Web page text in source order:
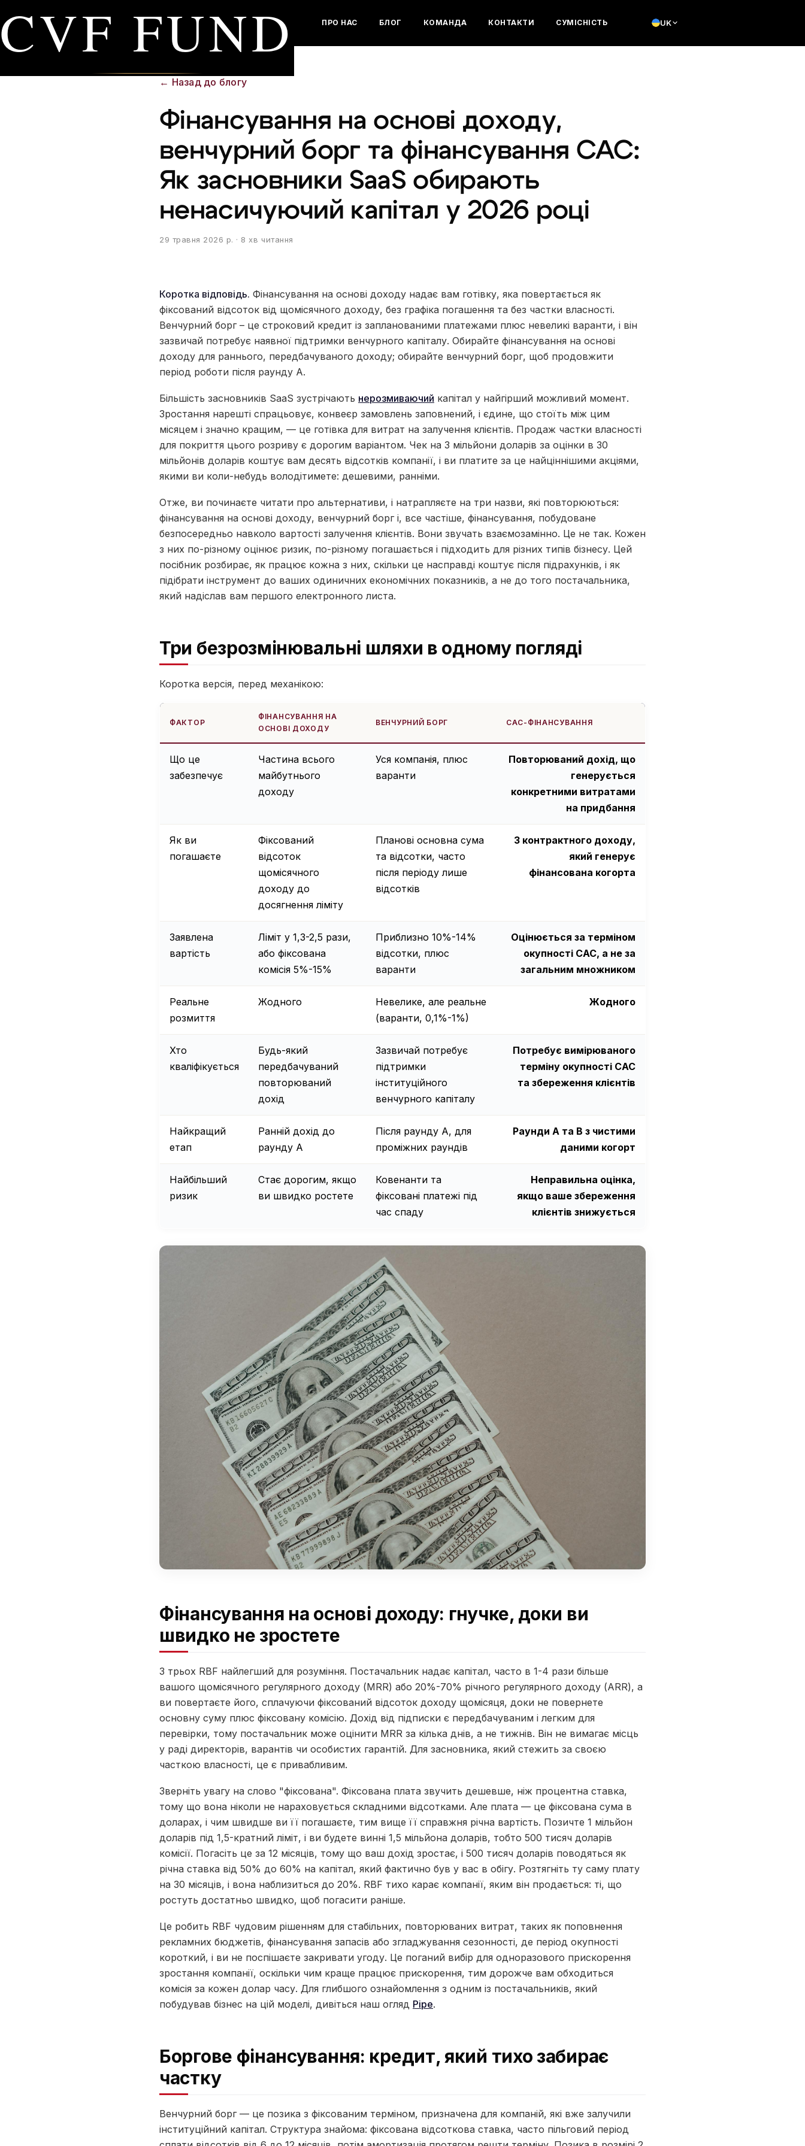
CVF FUND UK
ПРО НАС БЛОГ КОМАНДА КОНТАКТИ СУМІСНІСТЬ
← Назад до блогу
Фінансування на основі доходу,
венчурний борг та фінансування CAC:
Як засновники SaaS обирають
ненасичуючий капітал у 2026 році
29 травня 2026 р. · 8 хв читання
Коротка відповідь. Фінансування на основі доходу надає вам готівку, яка повертається як
фіксований відсоток від щомісячного доходу, без графіка погашення та без частки власності.
Венчурний борг – це строковий кредит із запланованими платежами плюс невеликі варанти, і він
зазвичай потребує наявної підтримки венчурного капіталу. Обирайте фінансування на основі
доходу для раннього, передбачуваного доходу; обирайте венчурний борг, щоб продовжити
період роботи після раунду А.
Більшість засновників SaaS зустрічають нерозмиваючий капітал у найгірший можливий момент.
Зростання нарешті спрацьовує, конвеєр замовлень заповнений, і єдине, що стоїть між цим
місяцем і значно кращим, — це готівка для витрат на залучення клієнтів. Продаж частки власності
для покриття цього розриву є дорогим варіантом. Чек на 3 мільйони доларів за оцінки в 30
мільйонів доларів коштує вам десять відсотків компанії, і ви платите за це найціннішими акціями,
якими ви коли-небудь володітимете: дешевими, ранніми.
Отже, ви починаєте читати про альтернативи, і натрапляєте на три назви, які повторюються:
фінансування на основі доходу, венчурний борг і, все частіше, фінансування, побудоване
безпосередньо навколо вартості залучення клієнтів. Вони звучать взаємозамінно. Це не так. Кожен
з них по-різному оцінює ризик, по-різному погашається і підходить для різних типів бізнесу. Цей
посібник розбирає, як працює кожна з них, скільки це насправді коштує після підрахунків, і як
підібрати інструмент до ваших одиничних економічних показників, а не до того постачальника,
який надіслав вам першого електронного листа.
Три безрозмінювальні шляхи в одному погляді
Коротка версія, перед механікою:
ФАКТОР
ФІНАНСУВАННЯ НА
ОСНОВІ ДОХОДУ
ВЕНЧУРНИЙ БОРГ CAC-ФІНАНСУВАННЯ
Що це
забезпечує
Частина всього
майбутнього
доходу
Уся компанія, плюс
варанти
Повторюваний дохід, що
генерується
конкретними витратами
на придбання
Як ви
погашаєте
Фіксований
відсоток
щомісячного
доходу до
досягнення ліміту
Планові основна сума
та відсотки, часто
після періоду лише
відсотків
З контрактного доходу,
який генерує
фінансована когорта
Заявлена
вартість
Ліміт у 1,3-2,5 рази,
або фіксована
комісія 5%-15%
Приблизно 10%-14%
відсотки, плюс
варанти
Оцінюється за терміном
окупності CAC, а не за
загальним множником
Реальне
розмиття
Жодного
Невелике, але реальне
(варанти, 0,1%-1%)
Жодного
Хто
кваліфікується
Будь-який
передбачуваний
повторюваний
дохід
Зазвичай потребує
підтримки
інституційного
венчурного капіталу
Потребує вимірюваного
терміну окупності CAC
та збереження клієнтів
Найкращий
етап
Ранній дохід до
раунду A
Після раунду A, для
проміжних раундів
Раунди A та B з чистими
даними когорт
Найбільший
ризик
Стає дорогим, якщо
ви швидко ростете
Ковенанти та
фіксовані платежі під
час спаду
Неправильна оцінка,
якщо ваше збереження
клієнтів знижується
Фінансування на основі доходу: гнучке, доки ви
швидко не зростете
З трьох RBF найлегший для розуміння. Постачальник надає капітал, часто в 1-4 рази більше
вашого щомісячного регулярного доходу (MRR) або 20%-70% річного регулярного доходу (ARR), а
ви повертаєте його, сплачуючи фіксований відсоток доходу щомісяця, доки не повернете
основну суму плюс фіксовану комісію. Дохід від підписки є передбачуваним і легким для
перевірки, тому постачальник може оцінити MRR за кілька днів, а не тижнів. Він не вимагає місць
у раді директорів, варантів чи особистих гарантій. Для засновника, який стежить за своєю
часткою власності, це є привабливим.
Зверніть увагу на слово "фіксована". Фіксована плата звучить дешевше, ніж процентна ставка,
тому що вона ніколи не нараховується складними відсотками. Але плата — це фіксована сума в
доларах, і чим швидше ви її погашаєте, тим вище її справжня річна вартість. Позичте 1 мільйон
доларів під 1,5-кратний ліміт, і ви будете винні 1,5 мільйона доларів, тобто 500 тисяч доларів
комісії. Погасіть це за 12 місяців, тому що ваш дохід зростає, і 500 тисяч доларів поводяться як
річна ставка від 50% до 60% на капітал, який фактично був у вас в обігу. Розтягніть ту саму плату
на 30 місяців, і вона наблизиться до 20%. RBF тихо карає компанії, яким він продається: ті, що
ростуть достатньо швидко, щоб погасити раніше.
Це робить RBF чудовим рішенням для стабільних, повторюваних витрат, таких як поповнення
рекламних бюджетів, фінансування запасів або згладжування сезонності, де період окупності
короткий, і ви не поспішаєте закривати угоду. Це поганий вибір для одноразового прискорення
зростання компанії, оскільки чим краще працює прискорення, тим дорожче вам обходиться
комісія за кожен долар часу. Для глибшого ознайомлення з одним із постачальників, який
побудував бізнес на цій моделі, дивіться наш огляд Pipe.
Боргове фінансування: кредит, який тихо забирає
частку
Венчурний борг — це позика з фіксованим терміном, призначена для компаній, які вже залучили
інституційний капітал. Структура знайома: фіксована відсоткова ставка, часто пільговий період